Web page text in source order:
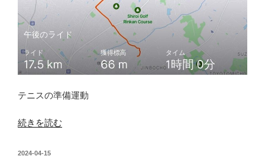
テニスの準備運動
“ポ
_0005_20240420”
続きを読む
投
2024-04-15